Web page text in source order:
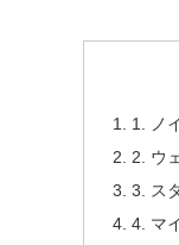
1. ノ
2. ウ
3. ス
4. マ